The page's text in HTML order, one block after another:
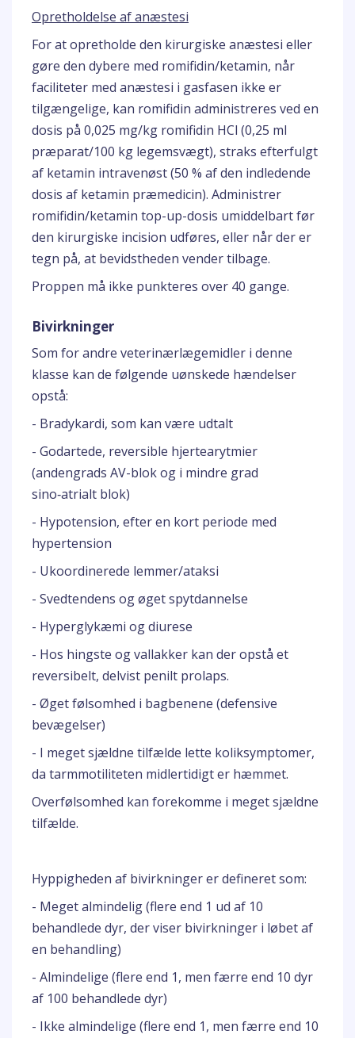
Opretholdelse af anæstesi
For at opretholde den kirurgiske anæstesi eller
gøre den dybere med romifidin/ketamin, når
faciliteter med anæstesi i gasfasen ikke er
tilgængelige, kan romifidin administreres ved en
dosis på 0,025 mg/kg romifidin HCl (0,25 ml
præparat/100 kg legemsvægt), straks efterfulgt
af ketamin intravenøst (50 % af den indledende
dosis af ketamin præmedicin). Administrer
romifidin/ketamin top-up-dosis umiddelbart før
den kirurgiske incision udføres, eller når der er
tegn på, at bevidstheden vender tilbage.
Proppen må ikke punkteres over 40 gange.
Bivirkninger
Som for andre veterinærlægemidler i denne
klasse kan de følgende uønskede hændelser
opstå:
- Bradykardi, som kan være udtalt
- Godartede, reversible hjertearytmier
(andengrads AV-blok og i mindre grad
sino‑atrialt blok)
- Hypotension, efter en kort periode med
hypertension
- Ukoordinerede lemmer/ataksi
- Svedtendens og øget spytdannelse
- Hyperglykæmi og diurese
- Hos hingste og vallakker kan der opstå et
reversibelt, delvist penilt prolaps.
- Øget følsomhed i bagbenene (defensive
bevægelser)
- I meget sjældne tilfælde lette koliksymptomer,
da tarmmotiliteten midlertidigt er hæmmet.
Overfølsomhed kan forekomme i meget sjældne
tilfælde.
Hyppigheden af bivirkninger er defineret som:
- Meget almindelig (flere end 1 ud af 10
behandlede dyr, der viser bivirkninger i løbet af
en behandling)
- Almindelige (flere end 1, men færre end 10 dyr
af 100 behandlede dyr)
- Ikke almindelige (flere end 1, men færre end 10